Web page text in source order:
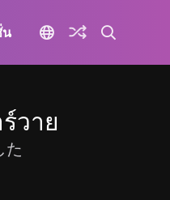
น
วาย
た